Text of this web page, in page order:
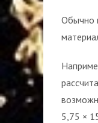
Обычно
5,75 ×